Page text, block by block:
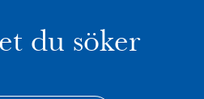
du söker